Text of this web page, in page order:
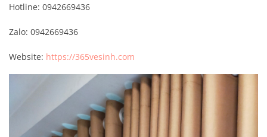
Hotline: 0942669436
Zalo: 0942669436
Website: https://365vesinh.com